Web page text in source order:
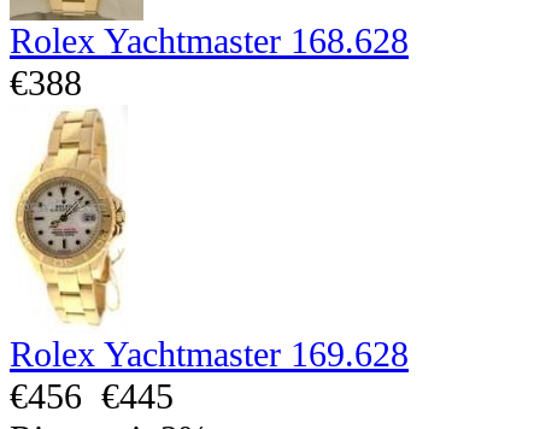
Rolex Yachtmaster 168.628
€388
Rolex Yachtmaster 169.628
€456 €445